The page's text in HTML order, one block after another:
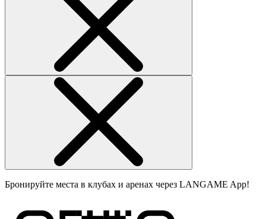
Бронируйте места в клубах и аренах через LANGAME App!